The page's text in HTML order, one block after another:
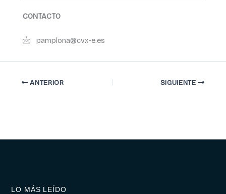
CONTACTO
pamplona@cvx-e.es
ANTERIOR SIGUIENTE
LO MÁS LEÍDO